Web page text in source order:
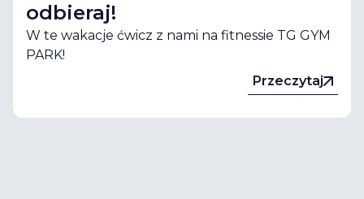
odbieraj!
W te wakacje ćwicz z nami na fitnessie TG GYM
PARK!
Przeczytaj